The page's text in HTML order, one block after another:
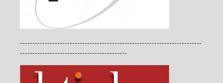
-------------------------------------------------------------------------
-------------------------------------------